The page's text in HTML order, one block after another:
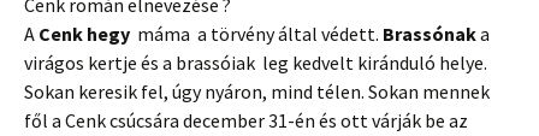
Cenk román elnevezése ?
A Cenk hegy máma a törvény által védett. Brassónaka
virágos kertje és a brassóiak leg kedvelt kiránduló helye.
Sokan keresik fel, úgy nyáron, mind télen. Sokan mennek
fől a Cenk csúcsára december 31-én és ott várják be az